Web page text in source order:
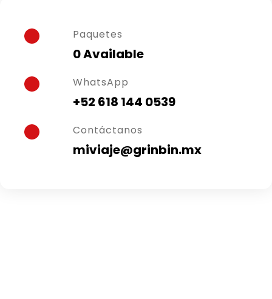
Paquetes
0 Available
WhatsApp
+52 618 144 0539
Contáctanos
miviaje@grinbin.mx